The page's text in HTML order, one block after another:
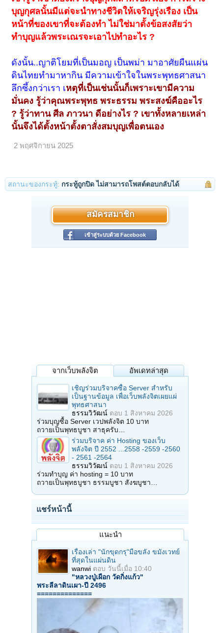
บุญกุศลนั้นมีแต่จะนำทางชีวิตให้เจริญรุ่งเรือง เป็น
หน้าที่ของเขาที่จะต้องทำ ไม่ใช่มาตั้งข้อสงสัยว่า
ทำบุญแล้วพระเณรจะเอาไปทำอะไร ?
ดังนั้น..ญาติโยมที่เป็นมอญ เป็นพม่า มาอาศัยผืนแผ่น
ดินไทยทำมาหากิน มีความเข้าใจในพระพุทธศาสนา
ลึกซึ้งกว่าเรา เหตุที่เป็นเช่นนั้นก็เพราะเขามีความ
มั่นคง รู้ว่าคุณพระพุทธ พระธรรม พระสงฆ์คืออะไร
? รู้ว่าทาน ศีล ภาวนา ดีอย่างไร ? เขาทั้งหลายเหล่า
นั้นจึงได้ตั้งหน้าตั้งตาสั่งสมบุญเพื่อตนเอง
2 พฤศจิกายน 2025
สถานะของกระทู้: กระทู้ถูกปิด ไม่สามารถโพสต์ตอบกลับได้
สมัครสมาชิก
เข้าสู่ระบบด้วย Facebook
จากเว็บพลังจิต อัพเดทล่าสุด
เชิญร่วมบริจาคซื้อ Server สำหรับ
เป็นฐานข้อมูล เพื่อเว็บพลังจิตเผยแผ่
พุทธศาสนา
ธรรมวิวัฒน์ ตอบ 1 สิงหาคม 2026
ร่วมบุญซื้อ Server เวปพลังจิต 10 บาท
ถวายเป็นพุทธบูชา สาธุครับ…
ร่วมบริจาค ค่า Hosting ของเว็บ
พลังจิต ปี 2552 ...2558 -2559 -2560
- 2561 -2564
ธรรมวิวัฒน์ ตอบ 1 สิงหาคม 2026
ร่วมทำบุญ ค่า hosting = 10 บาท
ถวายเป็นพุทธบูชา ธรรมบูชา สังฆบูชา…
แชร์หน้านี้
แนะนำ
เรื่องเล่า "นักขุดกรุ"มือขลัง ขมังเวทย์
ที่สุดในแผ่นดิน
wanwi ตอบ วันนี้เมื่อ 10:40
"หลวงปู่เผือก วัดกิ่งแก้ว"
พระลีลาดินเผา-ปี 2496
==============